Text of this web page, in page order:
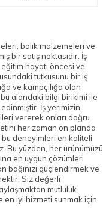
balık malzemeleri ve
bir satış noktasıdır. İş
hayatı öncesi ve
tutkusunu bir iş
ve kampçılığa olan
alandaki bilgi birikimi ile
İş yerimizin
vererek onları doğru
her zaman ön planda
bu deneyimleri en kaliteli
Bu yüzden, her ürünümüzü
en uygun çözümleri
bağınızı güçlendirmek ve
Siz değerli
mutluluk
en iyi hizmeti sunmak için